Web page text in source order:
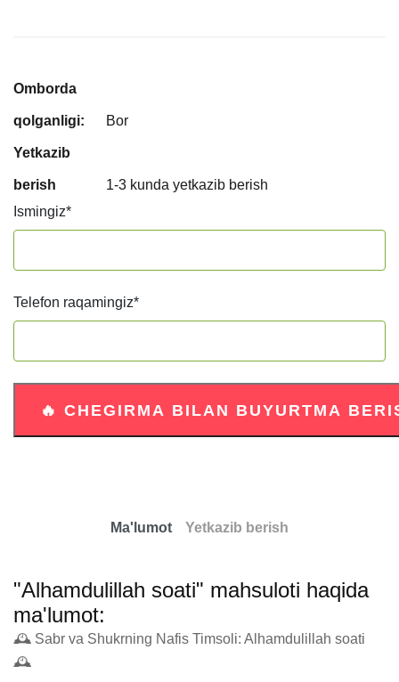
Omborda
qolganligi: Bor
Yetkazib
berish
1-3 kunda yetkazib berish
Ismingiz*
Telefon raqamingiz*
Ma'lumot Yetkazib berish
"Alhamdulillah soati" mahsuloti haqida
ma'lumot:
🕰️ Sabr va Shukrning Nafis Timsoli: Alhamdulillah soati
🕰️